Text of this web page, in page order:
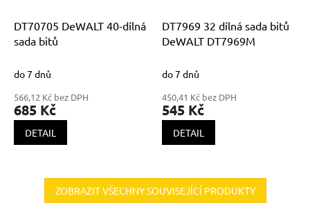
DT70705 DeWALT 40-dílná
sada bitů
do 7 dnů
566,12 Kč bez DPH
685 Kč
DETAIL
DT7969 32 dílná sada bitů
DeWALT DT7969M
do 7 dnů
450,41 Kč bez DPH
545 Kč
DETAIL
ZOBRAZIT VŠECHNY SOUVISEJÍCÍ PRODUKTY